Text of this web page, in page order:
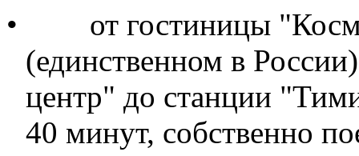
•
от гостиницы
(единственном в
центр" до станции
40 минут, собственно